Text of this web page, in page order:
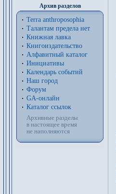
Архив разделов
Terra anthroposophia
Талантам предела нет
Книжная лавка
Книгоиздательство
Алфавитный каталог
Инициативы
Календарь событий
Наш город
Форум
GA-онлайн
Каталог ссылок
Архивные разделы
в настоящее время
не наполняются